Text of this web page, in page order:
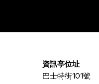
資訊亭位址
巴士特街101號